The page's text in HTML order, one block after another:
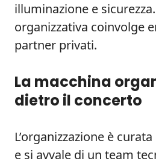
illuminazione e
organizzativa coinvolge
partner privati.
La macchina
dietro il concerto
L’organizzazione è curata
e si avvale di un team